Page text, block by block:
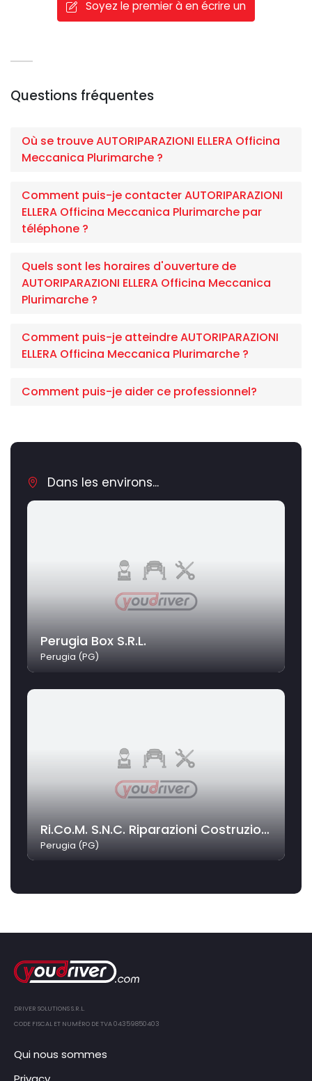
Soyez le premier à en écrire un
Questions fréquentes
Où se trouve AUTORIPARAZIONI ELLERA Officina
Meccanica Plurimarche ?
Comment puis-je contacter AUTORIPARAZIONI
ELLERA Officina Meccanica Plurimarche par
téléphone ?
Quels sont les horaires d'ouverture de
AUTORIPARAZIONI ELLERA Officina Meccanica
Plurimarche ?
Comment puis-je atteindre AUTORIPARAZIONI
ELLERA Officina Meccanica Plurimarche ?
Comment puis-je aider ce professionnel?
Dans les environs...
Perugia Box S.R.L.
Perugia (PG)
Ri.Co.M. S.N.C. Riparazioni Costruzioni Meccaniche
Perugia (PG)
DRIVER SOLUTIONS S.R.L.
CODE FISCAL ET NUMÉRO DE TVA 04359850403
Qui nous sommes